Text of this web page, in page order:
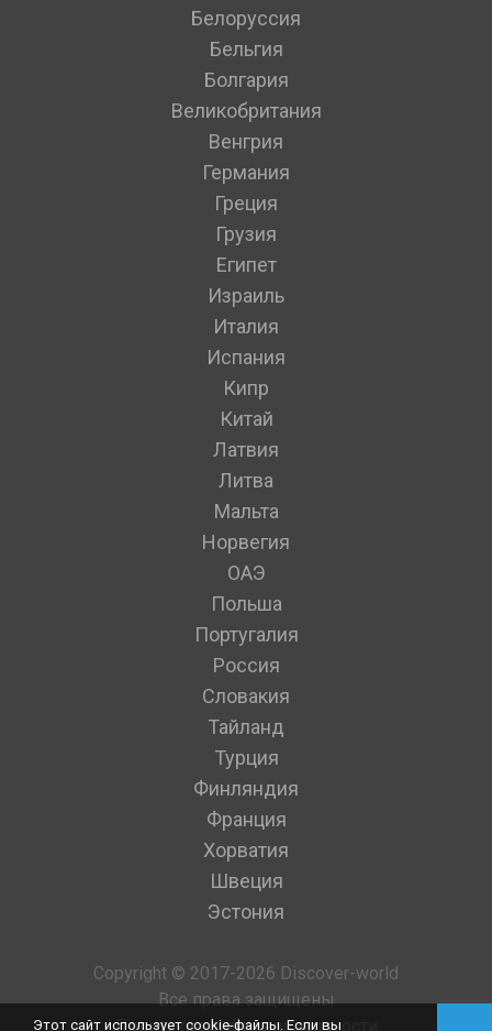
Белоруссия
Бельгия
Болгария
Великобритания
Венгрия
Германия
Греция
Грузия
Египет
Израиль
Италия
Испания
Кипр
Китай
Латвия
Литва
Мальта
Норвегия
ОАЭ
Польша
Португалия
Россия
Словакия
Тайланд
Турция
Финляндия
Франция
Хорватия
Швеция
Эстония
Copyright © 2017-2026 Discover-world
Все права защищены
Политика конфиденциальности
Этот сайт использует cookie-файлы. Если вы